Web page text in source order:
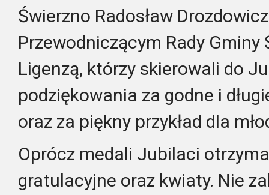
Świerzno Radosław
Przewodniczącym Rady
Ligenzą, którzy skierowali do
podziękowania za godne i
oraz za piękny przykład dla
Oprócz medali Jubilaci
gratulacyjne oraz kwiaty. Nie